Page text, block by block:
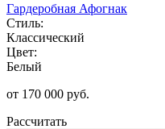
Гардеробная Афогнак
Стиль:
Классический
Цвет:
Белый
от 170 000 руб.
Рассчитать